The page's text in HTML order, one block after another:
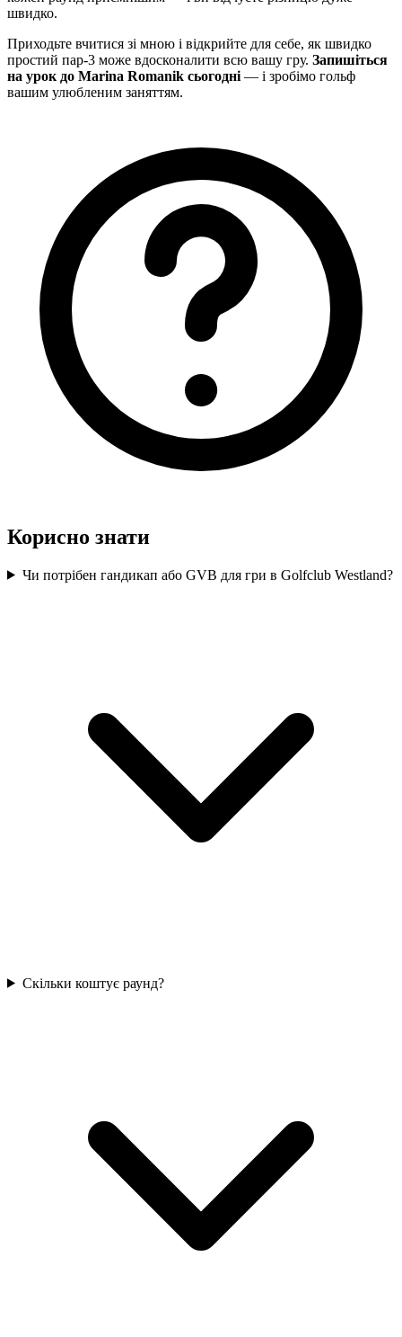
швидко.
Приходьте вчитися зі мною і відкрийте для себе, як швидко
простий пар-3 може вдосконалити всю вашу гру. Запишіться
на урок до Marina Romanik сьогодні — і зробімо гольф
вашим улюбленим заняттям.
Корисно знати
Чи потрібен гандикап або GVB для гри в Golfclub Westland?
Скільки коштує раунд?